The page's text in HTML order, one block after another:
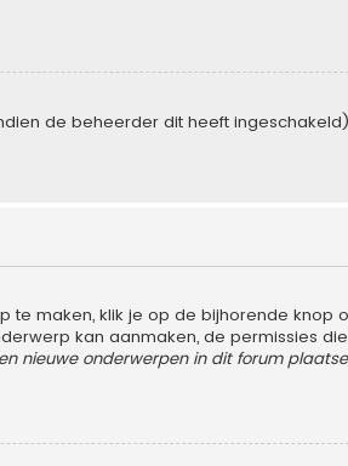
de beheerder dit heeft
maken, klik je op de bijhorende knop
kan aanmaken, de permissies
nieuwe onderwerpen in dit forum